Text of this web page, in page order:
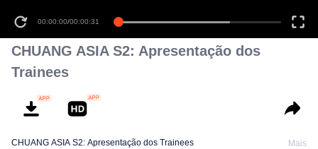
00:00:00/00:00:31
CHUANG ASIA S2: Apresentação dos
Trainees
CHUANG ASIA S2: Apresentação dos Trainees Mais